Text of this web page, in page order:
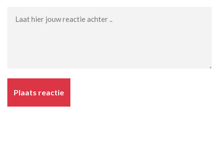
Plaats reactie